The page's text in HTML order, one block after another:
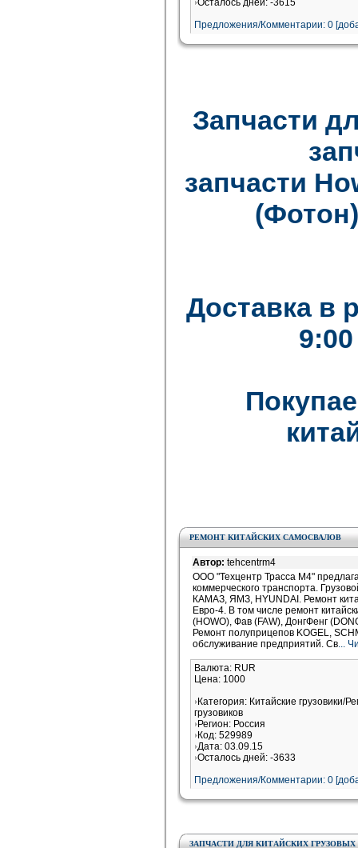
Осталось дней: -3615
Предложения/Комментарии: 0
Запчасти
запчасти
Доставка в
РЕМОНТ КИТАЙСКИХ САМОСВАЛОВ
Автор: tehcentrm4
ООО "Техцентр Трасса М4"
коммерческого транспорта.
КАМАЗ, ЯМЗ, HYUNDAI. Ремонт
Евро-4. В том числе ремонт
(HOWO), Фав (FAW), ДонгФенг
Ремонт полуприцепов KOGEL,
обслуживание предприятий. Св...
Валюта: RUR
Цена: 1000
Категория: Китайские грузовики/
грузовиков
Регион: Россия
Код: 529989
Дата: 03.09.15
Осталось дней: -3633
Предложения/Комментарии: 0
ЗАПЧАСТИ ДЛЯ КИТАЙСКИХ